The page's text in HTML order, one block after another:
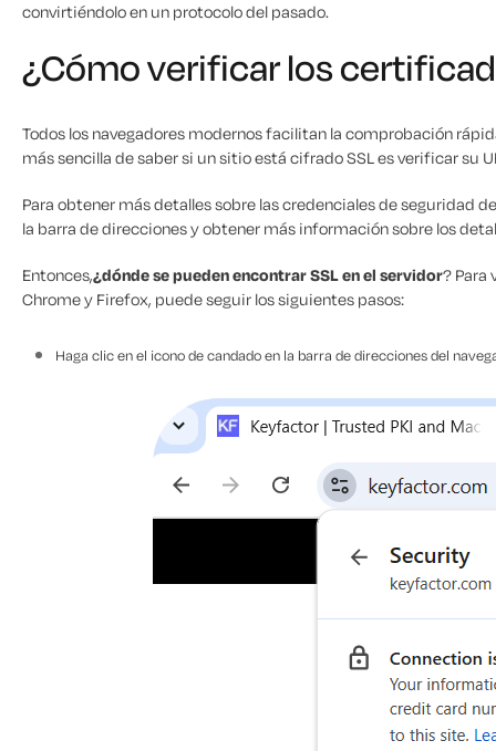
convirtiéndolo en un protocolo del pasado.
¿Cómo verificar los
Todos los navegadores modernos facilitan la comprobación
más sencilla de saber si un sitio está cifrado SSL es verificar su
Para obtener más detalles sobre las credenciales de seguridad
la barra de direcciones y obtener más información sobre los
Entonces,¿dónde se pueden encontrar SSL en el servidor? Para
Chrome y Firefox, puede seguir los siguientes pasos:
Haga clic en el icono de candado en la barra de direcciones del